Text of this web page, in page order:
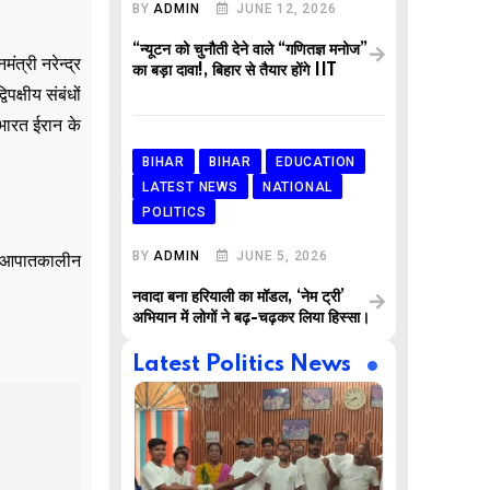
नरेन्द्र
संबंधों
ईरान के
BYADMIN JUNE 12, 2026
“न्यूटन को चुनौती देने वाले “गणितज्ञ मनोज”
का बड़ा दावा!, बिहार से तैयार होंगे IIT
BIHAR BIHAR
EDUCATION
LATEST NEWS
NATIONAL
POLITICS
BYADMIN JUNE 5, 2026
नवादा बना हरियाली का मॉडल, ‘नेम ट्री’
अभियान में लोगों ने बढ़-चढ़कर लिया हिस्सा।
Latest Politics News